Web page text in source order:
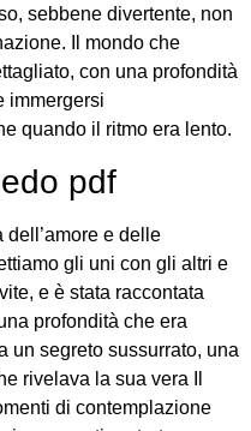
sebbene divertente, non
Il mondo che
con una profondità
immergersi
quando il ritmo era lento.
pdf
e delle
gli uni con gli altri e
e è stata raccontata
profondità che era
un segreto sussurrato, una
rivelava la sua vera Il
di contemplazione